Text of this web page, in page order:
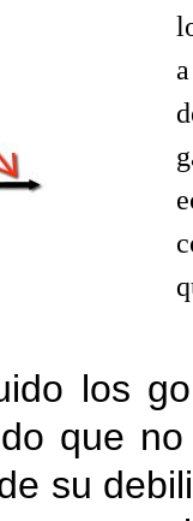
los
que
su